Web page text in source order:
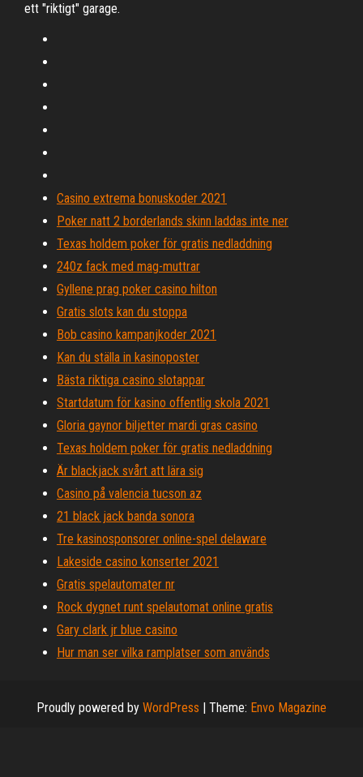
ett "riktigt" garage.
Casino extrema bonuskoder 2021
Poker natt 2 borderlands skinn laddas inte ner
Texas holdem poker för gratis nedladdning
240z fack med mag-muttrar
Gyllene prag poker casino hilton
Gratis slots kan du stoppa
Bob casino kampanjkoder 2021
Kan du ställa in kasinoposter
Bästa riktiga casino slotappar
Startdatum för kasino offentlig skola 2021
Gloria gaynor biljetter mardi gras casino
Texas holdem poker för gratis nedladdning
Är blackjack svårt att lära sig
Casino på valencia tucson az
21 black jack banda sonora
Tre kasinosponsorer online-spel delaware
Lakeside casino konserter 2021
Gratis spelautomater nr
Rock dygnet runt spelautomat online gratis
Gary clark jr blue casino
Hur man ser vilka ramplatser som används
Proudly powered by WordPress | Theme: Envo Magazine